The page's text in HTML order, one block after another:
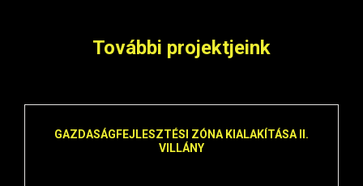
További projektjeink
GAZDASÁGFEJLESZTÉSI ZÓNA KIALAKÍTÁSA II.
VILLÁNY